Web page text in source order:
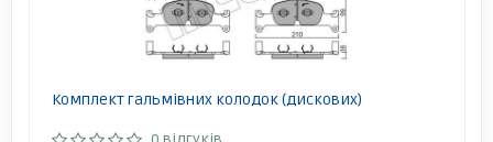
Комплект гальмівних колодок (дискових)